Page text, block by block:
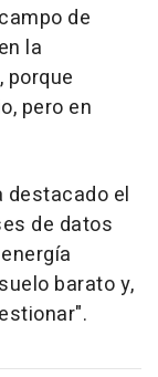
de
la
pero en
destacado el
de datos
barato y,